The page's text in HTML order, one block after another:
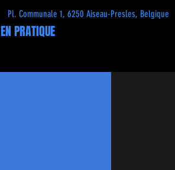
EN PRATIQUE
Pl. Communale 1, 6250 Aiseau-Presles, Belgique